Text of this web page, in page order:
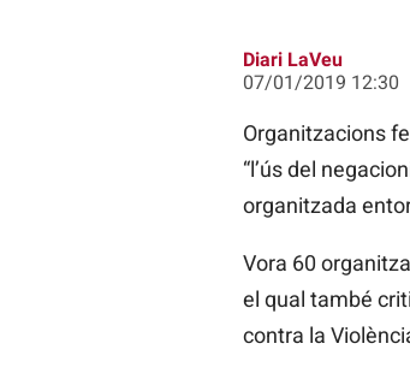
Diari LaVeu
07/01/2019 12:30
Organitzacions
“l’ús del
organitzada
Vora 60
el qual també
contra la